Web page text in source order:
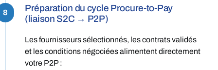
Préparation du cycle Procure-to-Pay
(liaison S2C → P2P)
8
Les fournisseurs sélectionnés, les contrats validés
et les conditions négociées alimentent directement
votre P2P :